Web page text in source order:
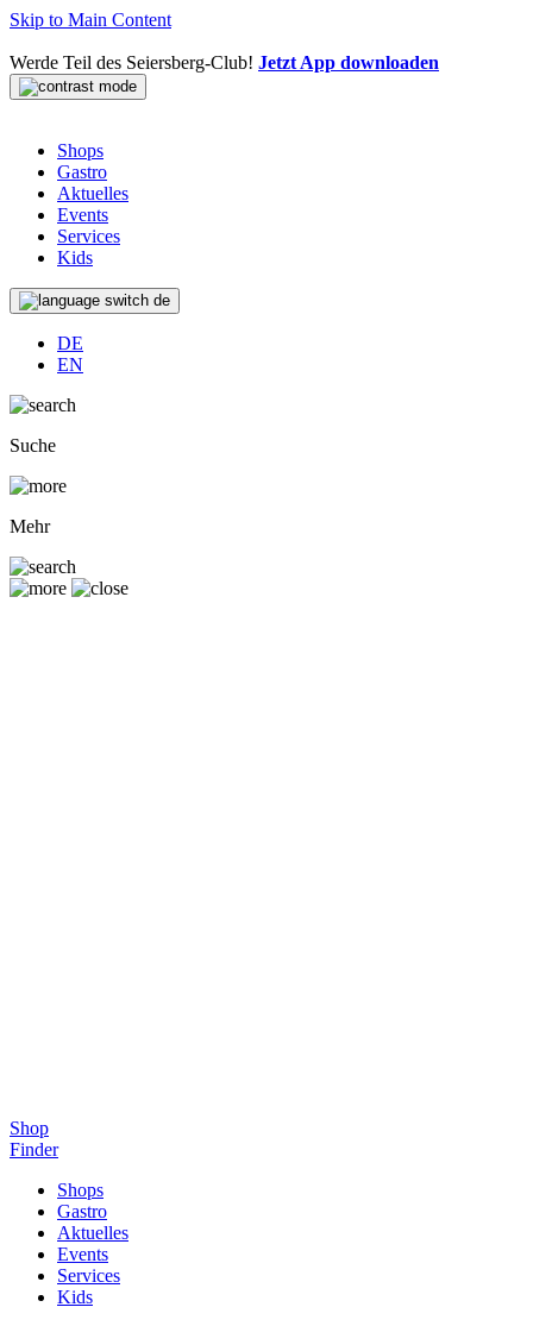
Skip to Main Content
Werde Teil des Seiersberg-Club! Jetzt App downloaden
Shops
Gastro
Aktuelles
Events
Services
Kids
de
DE
EN
Suche
Mehr
Shop
Finder
Shops
Gastro
Aktuelles
Events
Services
Kids